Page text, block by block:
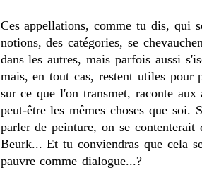
Ces appellations, comme tu dis, qui
notions, des catégories, se
dans les autres, mais parfois aussi
mais, en tout cas, restent utiles pour
sur ce que l'on transmet, raconte
peut-être les mêmes choses que
parler de peinture, on se
Beurk... Et tu conviendras que cela
pauvre comme dialogue...?